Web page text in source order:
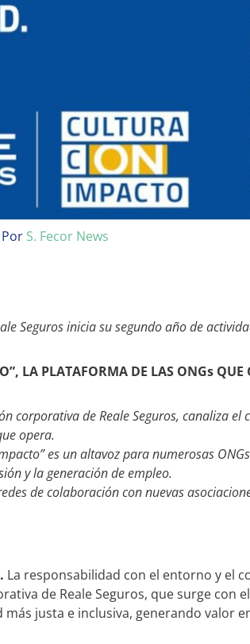
S. Fecor News
Seguros inicia su segundo año de
LA PLATAFORMA DE LAS ONGs
corporativa de Reale Seguros, canaliza
opera.
es un altavoz para numerosas
y la generación de empleo.
de colaboración con nuevas
La responsabilidad con el entorno y el
de Reale Seguros, que surge con
justa e inclusiva, generando valor